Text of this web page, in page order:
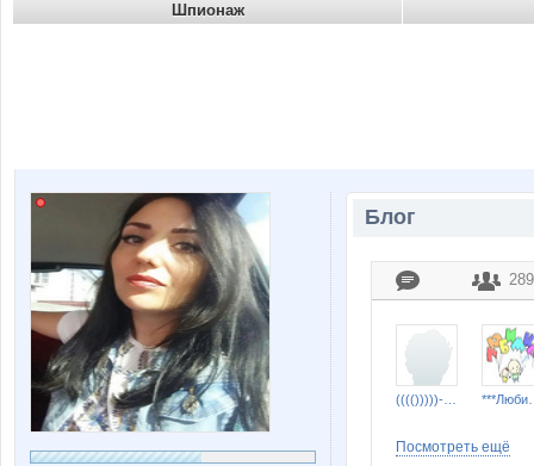
Шпионаж
Блог
289
Посмотреть ещё